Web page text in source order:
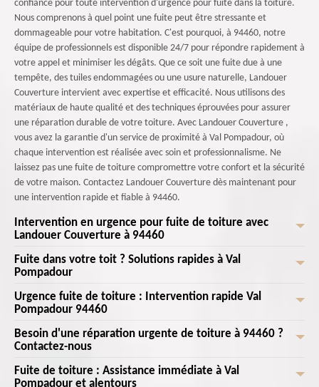
confiance pour toute intervention d'urgence pour fuite dans la toiture.
Nous comprenons à quel point une fuite peut être stressante et
dommageable pour votre habitation. C'est pourquoi, à 94460, notre
équipe de professionnels est disponible 24/7 pour répondre rapidement à
votre appel et minimiser les dégâts. Que ce soit une fuite due à une
tempête, des tuiles endommagées ou une usure naturelle, Landouer
Couverture intervient avec expertise et efficacité. Nous utilisons des
matériaux de haute qualité et des techniques éprouvées pour assurer
une réparation durable de votre toiture. Avec Landouer Couverture ,
vous avez la garantie d'un service de proximité à Val Pompadour, où
chaque intervention est réalisée avec soin et professionnalisme. Ne
laissez pas une fuite de toiture compromettre votre confort et la sécurité
de votre maison. Contactez Landouer Couverture dès maintenant pour
une intervention rapide et fiable à 94460.
Intervention en urgence pour fuite de toiture avec
Landouer Couverture à 94460
Chez Landouer Couverture , nous comprenons l'importance d'une
intervention rapide en cas de fuite de toiture. Situés à 94460, nous
sommes fiers de servir la communauté de Val Pompadour avec des
solutions d'urgence efficaces et fiables. Vous pouvez compter sur notre
minimisant ainsi les dégâts et les désagréments. Que la fuite soit due à
Couverture dispose des compétences et des outils nécessaires pour y
remédier. En choisissant Landouer Couverture , vous bénéficiez d'une
Fuite dans votre toit ? Solutions rapides à Val
Pompadour
Vous avez une fuite dans votre toit à Val Pompadour ? Pas de panique !
Chez Landouer Couverture , nous comprenons à quel point une fuite peut
être stressante et dommageable pour votre maison. Que ce soit une
petite infiltration ou une grosse fuite, nous avons les solutions rapides et
disposition pour une intervention d'urgence. Nous utilisons des
Urgence fuite de toiture : Intervention rapide Val
Pompadour 94460
Chez Landouer Couverture , nous comprenons à quel point une fuite de
toiture peut représenter une véritable urgence. C'est pourquoi nous
offrons une intervention rapide à Val Pompadour, 94460, pour vous
assurer la tranquillité d'esprit. Nos experts en toiture sont disponibles
Besoin d'une réparation urgente de toiture à 94460 ?
Contactez-nous
Besoin d'une réparation urgente de toiture à 94460 ? Ne cherchez plus !
Fuite de toiture : Assistance immédiate à Val
Pompadour et alentours